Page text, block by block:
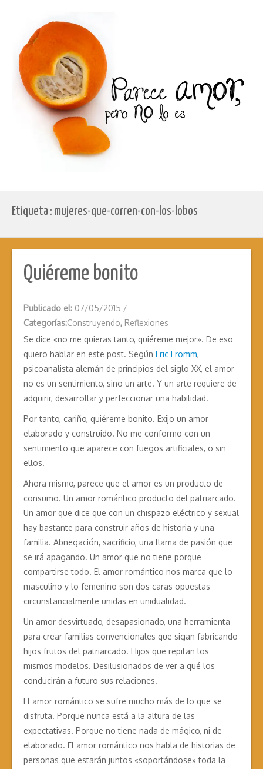
Etiqueta : mujeres-que-corren-con-los-lobos
Quiéreme bonito
Publicado el: 07/05/2015 /
Categorías:Construyendo, Reflexiones
Se dice «no me quieras tanto, quiéreme mejor». De eso
quiero hablar en este post. Según Eric Fromm,
psicoanalista alemán de principios del siglo XX, el amor
no es un sentimiento, sino un arte. Y un arte requiere de
adquirir, desarrollar y perfeccionar una habilidad.
Por tanto, cariño, quiéreme bonito. Exijo un amor
elaborado y construido. No me conformo con un
sentimiento que aparece con fuegos artificiales, o sin
ellos.
Ahora mismo, parece que el amor es un producto de
consumo. Un amor romántico producto del patriarcado.
Un amor que dice que con un chispazo eléctrico y sexual
hay bastante para construir años de historia y una
familia. Abnegación, sacrificio, una llama de pasión que
se irá apagando. Un amor que no tiene porque
compartirse todo. El amor romántico nos marca que lo
masculino y lo femenino son dos caras opuestas
circunstancialmente unidas en unidualidad.
Un amor desvirtuado, desapasionado, una herramienta
para crear familias convencionales que sigan fabricando
hijos frutos del patriarcado. Hijos que repitan los
mismos modelos. Desilusionados de ver a qué los
conducirán a futuro sus relaciones.
El amor romántico se sufre mucho más de lo que se
disfruta. Porque nunca está a la altura de las
expectativas. Porque no tiene nada de mágico, ni de
elaborado. El amor romántico nos habla de historias de
personas que estarán juntos «soportándose» toda la